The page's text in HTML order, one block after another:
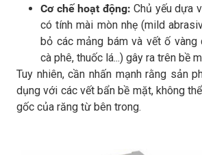
Cơ chế hoạt động:Chủ yếu dựa
có tính mài mòn nhẹ (mild
bỏ các mảng bám và vết ố vàng
cà phê, thuốc lá...) gây ra trên bề
Tuy nhiên, cần nhấn mạnh rằng sản
dụng với các vết bẩn bề mặt, không
gốc của răng từ bên trong.